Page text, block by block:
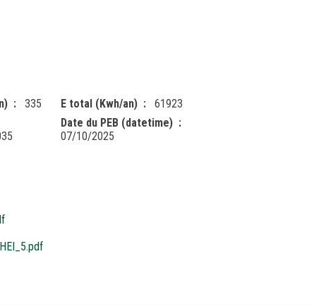
335 E total (Kwh/an)
61923
Date du PEB (datetime)
07/10/2025